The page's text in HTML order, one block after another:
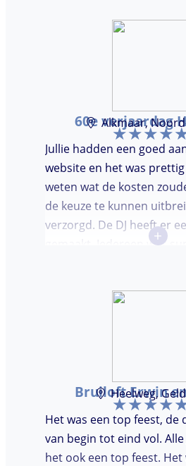
60e verjaardag
Alkmaar,
Jullie hadden een goed
website en het was
weten wat de kosten
de keuze te kunnen
verzorgd. De DJ heeft er
gemaakt. Iedereen was
over de DJ. Bij deze
+
Bruiloft Erwin
Heelweg,
Het was een top feest, de
van begin tot eind vol.
het ook een top feest. Het